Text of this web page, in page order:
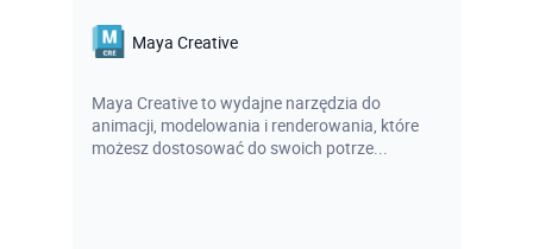
Maya Creative
Maya Creative to wydajne narzędzia do
animacji, modelowania i renderowania, które
możesz dostosować do swoich potrze...